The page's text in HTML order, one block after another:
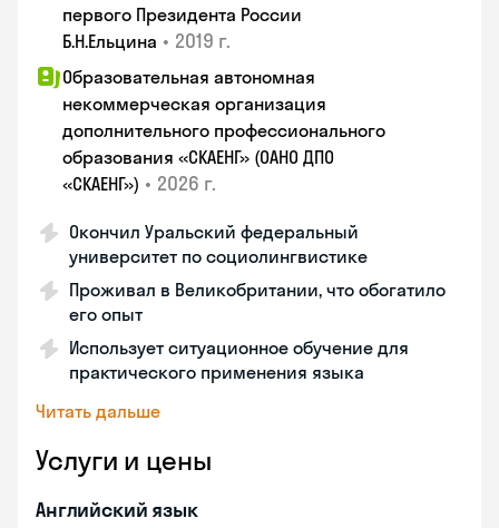
первого Президента России
Б.Н.Ельцина • 2019 г.
Образовательная автономная
некоммерческая организация
дополнительного профессионального
образования «СКАЕНГ» (ОАНО ДПО
«СКАЕНГ») • 2026 г.
Окончил Уральский федеральный
университет по социолингвистике
Проживал в Великобритании, что обогатило
его опыт
Использует ситуационное обучение для
практического применения языка
Читать дальше
Услуги и цены
Английский язык